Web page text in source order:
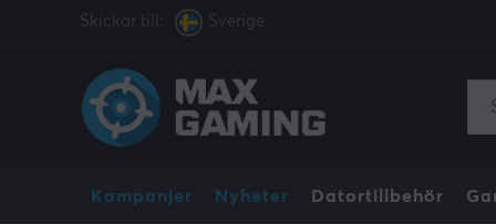
Skickar till: Sverige
Kampanjer Nyheter Datortillbehör